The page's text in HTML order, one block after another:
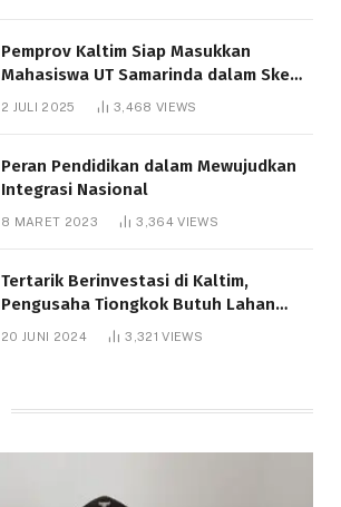
Pemprov Kaltim Siap Masukkan
Mahasiswa UT Samarinda dalam Skema
Bantuan Pendidikan Gratispol
2 JULI 2025 3,468 VIEWS
Peran Pendidikan dalam Mewujudkan
Integrasi Nasional
8 MARET 2023 3,364VIEWS
Tertarik Berinvestasi di Kaltim,
Pengusaha Tiongkok Butuh Lahan
1.000 Hektare
20 JUNI 2024 3,321VIEWS